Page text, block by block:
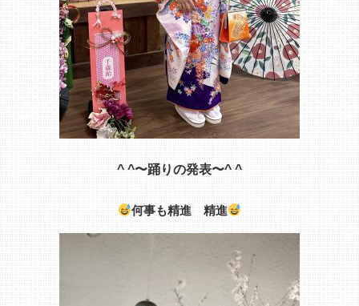
^ ^〜踊りの発表〜^ ^
何事も精進 精進